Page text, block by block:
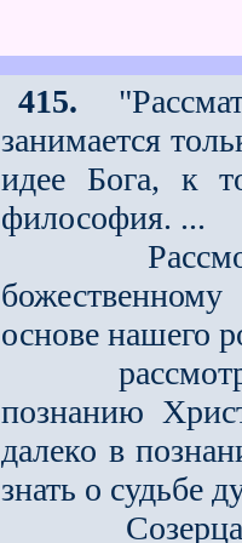
415.
занимается
идее Бога, к
философия. ...
основе нашего
познанию
далеко в
знать о судьбе